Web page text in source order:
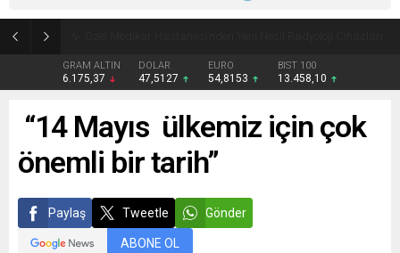
GRAM ALTIN
6.175,37
DOLAR
47,5127
EURO
54,8153
BIST 100
13.458,10
“14 Mayıs ülkemiz için çok
önemli bir tarih”
Paylaş Tweetle Gönder
ABONE OL